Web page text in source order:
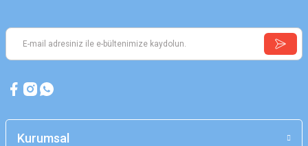
Kurumsal